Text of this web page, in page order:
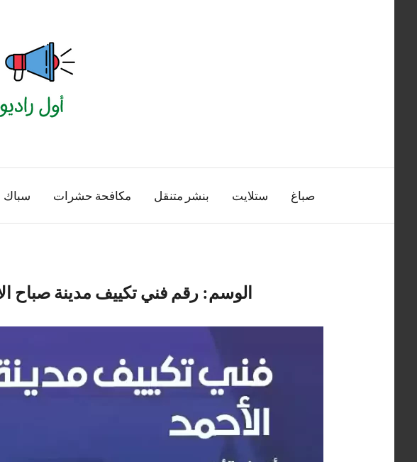
صباغ ستلايت بنشر متنقل مكافحة حشرات سباك
الوسم: رقم فني تكييف مدينة صباح